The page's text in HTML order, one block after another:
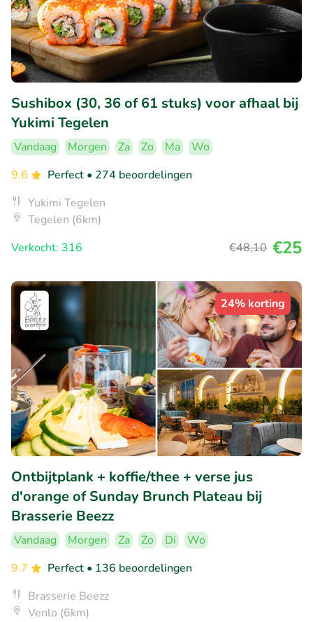
Sushibox (30, 36 of 61 stuks) voor afhaal bij
Yukimi Tegelen
Vandaag Morgen Za Zo Ma
Wo
9.6
Perfect • 274 beoordelingen
Yukimi Tegelen
Tegelen (6km)
Verkocht: 316
€48,10 €25
24% korting
Ontbijtplank + koffie/thee + verse jus
d'orange of Sunday Brunch Plateau bij
Brasserie Beezz
Vandaag Morgen Za Zo Di
Wo
9.7
Perfect • 136 beoordelingen
Brasserie Beezz
Venlo (6km)